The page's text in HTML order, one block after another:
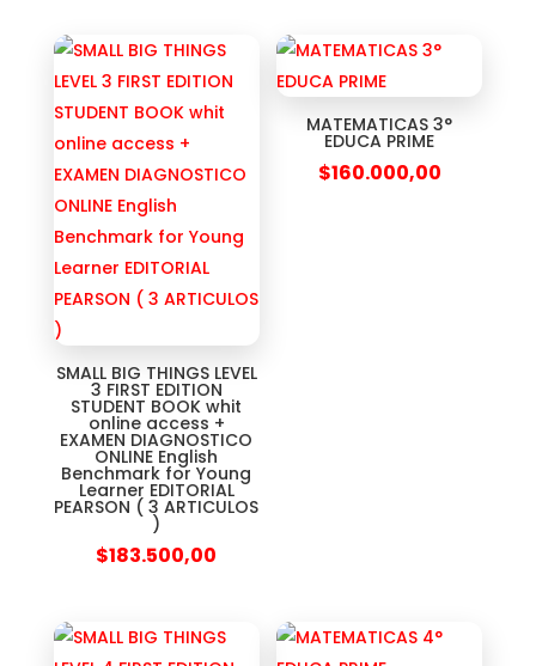
SMALL BIG THINGS LEVEL
3 FIRST EDITION
STUDENT BOOK whit
online access +
EXAMEN DIAGNOSTICO
ONLINE English
Benchmark for Young
Learner EDITORIAL
PEARSON ( 3 ARTICULOS
)
$183.500,00
MATEMATICAS 3°
EDUCA PRIME
$160.000,00